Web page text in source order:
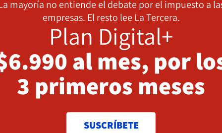
mayoría no entiende el debate por el impuesto a
empresas. El resto lee La Tercera.
Plan Digital+
al mes, por
3 primeros meses
SUSCRÍBETE